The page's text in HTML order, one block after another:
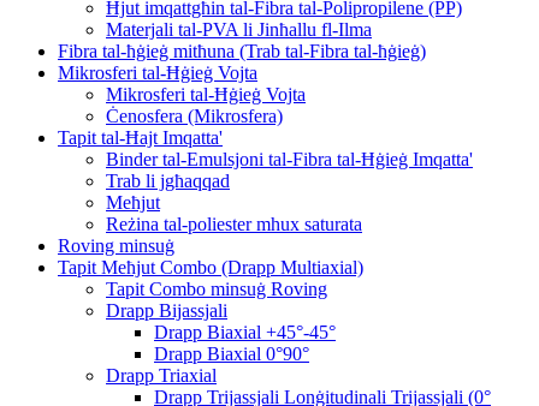
Ħjut imqattgħin tal-Fibra tal-Polipropilene (PP)
Materjali tal-PVA li Jinħallu fl-Ilma
Fibra tal-ħġieġ mitħuna (Trab tal-Fibra tal-ħġieġ)
Mikrosferi tal-Ħġieġ Vojta
Mikrosferi tal-Ħġieġ Vojta
Ċenosfera (Mikrosfera)
Tapit tal-Ħajt Imqatta'
Binder tal-Emulsjoni tal-Fibra tal-Ħġieġ Imqatta'
Trab li jgħaqqad
Meħjut
Reżina tal-poliester mhux saturata
Roving minsuġ
Tapit Meħjut Combo (Drapp Multiaxial)
Tapit Combo minsuġ Roving
Drapp Bijassjali
Drapp Biaxial +45°-45°
Drapp Biaxial 0°90°
Drapp Triaxial
Drapp Trijassjali Lonġitudinali Trijassjali (0°